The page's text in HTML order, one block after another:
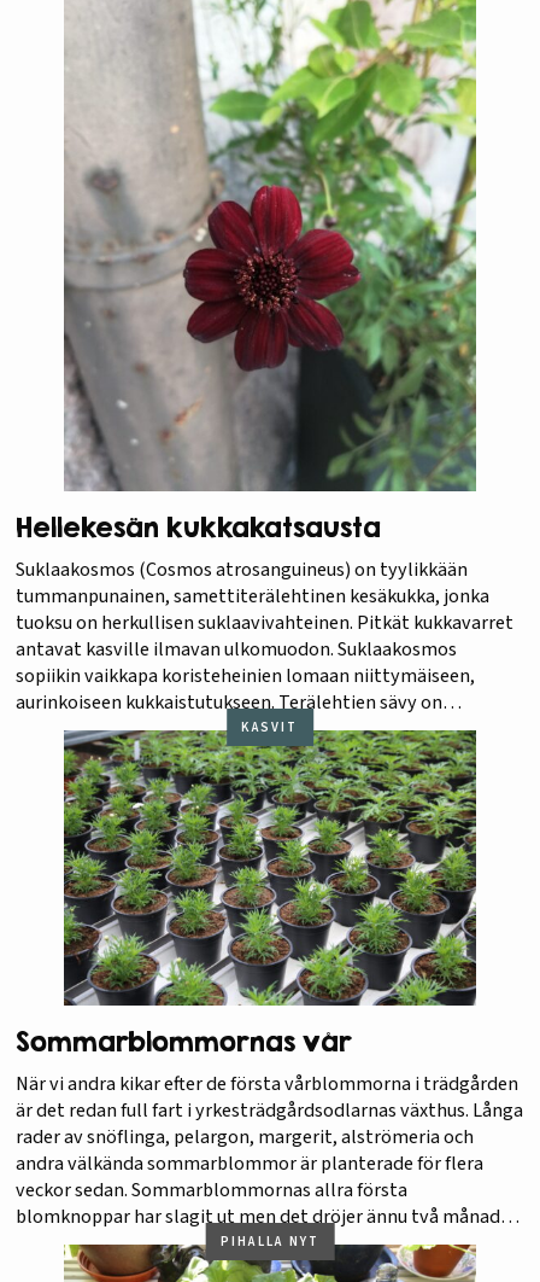
Hellekesän kukkakatsausta
Suklaakosmos (Cosmos atrosanguineus) on tyylikkään
tummanpunainen, samettiterälehtinen kesäkukka, jonka
tuoksu on herkullisen suklaavivahteinen. Pitkät kukkavarret
antavat kasville ilmavan ulkomuodon. Suklaakosmos
sopiikin vaikkapa koristeheinien lomaan niittymäiseen,
aurinkoiseen kukkaistutukseen. Terälehtien sävy on
poikkeuksellinen kesäkukkien joukossa, ehkäpä jotkut
daalialajikkeet ovat yhtä tummaa sävyä. Koristeheinistä, tai
oikeastaan koristesaroista, ilahduttavimpia on pronssisara
Carex ’Frosted curls’. Se on kuin tehty ruukkuihin…
KASVIT
Sommarblommornas vår
När vi andra kikar efter de första vårblommorna i trädgården
är det redan full fart i yrkesträdgårdsodlarnas växthus. Långa
rader av snöflinga, pelargon, margerit, alströmeria och
andra välkända sommarblommor är planterade för flera
veckor sedan. Sommarblommornas allra första
blomknoppar har slagit ut men det dröjer ännu två månader
eller mer innan plantorna är klara för…
PIHALLA NYT